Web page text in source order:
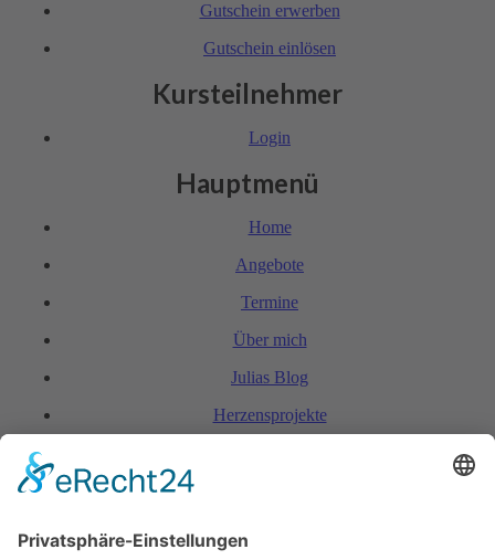
Gutschein erwerben
Gutschein einlösen
Kursteilnehmer
Login
Hauptmenü
Home
Angebote
Termine
Über mich
Julias Blog
Herzensprojekte
Rechtliches